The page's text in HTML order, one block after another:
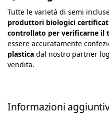
Tutte le varietà di semi
produttori biologici
controllato per verificarne il
essere accuratamente
plastica dal nostro partner
vendita.
Informazioni